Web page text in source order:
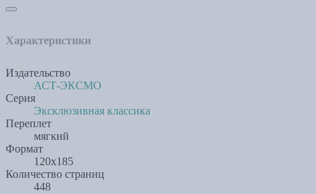
Характеристики
Издательство
АСТ-ЭКСМО
Серия
Эксклюзивная классика
Переплет
мягкий
Формат
120х185
Количество страниц
448